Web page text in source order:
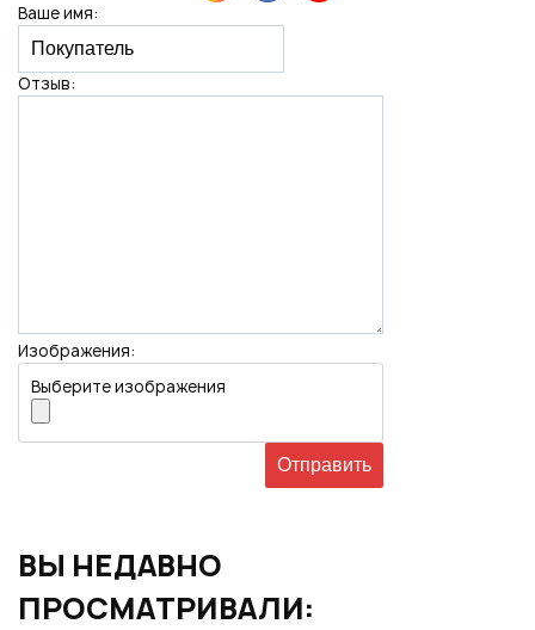
Ваше имя:
Отзыв:
Изображения:
Выберите изображения
ВЫ НЕДАВНО
ПРОСМАТРИВАЛИ: